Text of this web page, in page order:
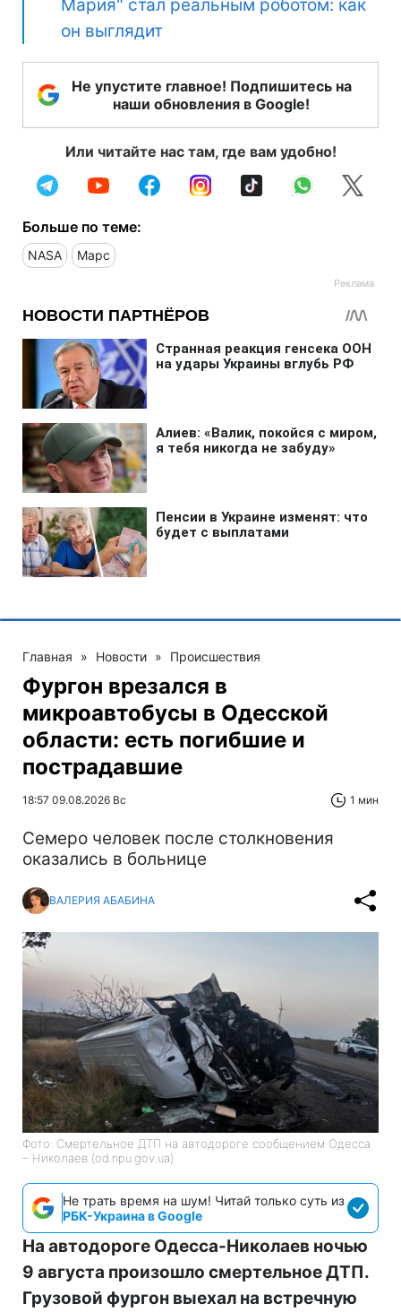
Мария" стал реальным роботом: как
он выглядит
Не упустите главное! Подпишитесь на
наши обновления в Google!
Или читайте нас там, где вам удобно!
Больше по теме:
NASA Марс
Главная » Новости » Происшествия
Фургон врезался в
микроавтобусы в Одесской
области: есть погибшие и
пострадавшие
18:57 09.08.2026 Вс 1 мин
Cемеро человек после столкновения
оказались в больнице
ВАЛЕРИЯ АБАБИНА
Фото: Смертельное ДТП на автодороге сообщением Одесса
– Николаев (od.npu.gov.ua)
Не трать время на шум! Читай только суть из
РБК-Украина в Google
На автодороге Одесса-Николаев ночью
9 августа произошло смертельное ДТП.
Грузовой фургон выехал на встречную